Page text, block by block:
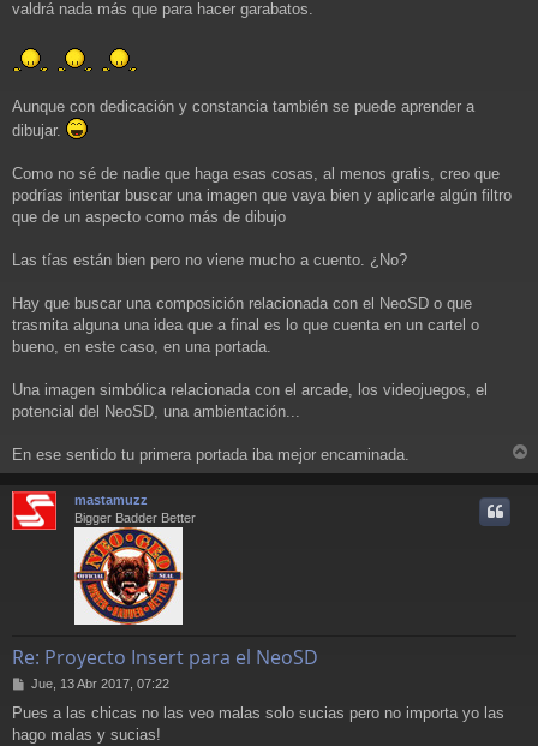
valdrá nada más que para hacer garabatos.
Aunque con dedicación y constancia también se puede aprender a
dibujar.
Como no sé de nadie que haga esas cosas, al menos gratis, creo que
podrías intentar buscar una imagen que vaya bien y aplicarle algún filtro
que de un aspecto como más de dibujo
Las tías están bien pero no viene mucho a cuento. ¿No?
Hay que buscar una composición relacionada con el NeoSD o que
trasmita alguna una idea que a final es lo que cuenta en un cartel o
bueno, en este caso, en una portada.
Una imagen simbólica relacionada con el arcade, los videojuegos, el
potencial del NeoSD, una ambientación...
En ese sentido tu primera portada iba mejor encaminada.
r
mastamuzz
Bigger Badder Better
Re: Proyecto Insert para el NeoSD
M
n
s
Jue, 13 Abr 2017, 07:22
Pues a las chicas no las veo malas solo sucias pero no importa yo las
hago malas y sucias!